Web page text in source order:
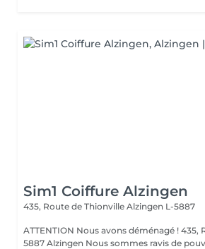
Sim1 Coiffure Alzingen
435, Route de Thionville Alzingen L-5887
ATTENTION Nous avons déménagé ! 435, Route de Thionville L-
5887 Alzingen Nous sommes ravis de pouvoir vous accueillir du